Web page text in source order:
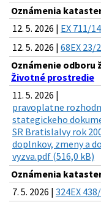
Oznámenia
12. 5. 2026 | EX 711/
12. 5. 2026 | 68EX 23/
Oznámenie odboru
Životné prostredie
11. 5. 2026 |
pravoplatne
stategickeho
SR Bratislalvy rok
doplnkov, zmeny a
vyzva.pdf (516,0 kB)
Oznámenia
7. 5. 2026 | 324EX